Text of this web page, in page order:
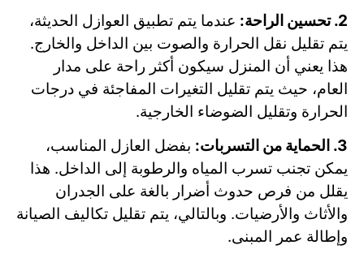
2. تحسين الراحة:
عندما يتم تطبيق العوازل الحديثة،
يتم تقليل نقل الحرارة والصوت بين الداخل والخارج.
هذا يعني أن المنزل سيكون أكثر راحة على مدار
العام، حيث يتم تقليل التغيرات المفاجئة في درجات
الحرارة وتقليل الضوضاء الخارجية.
3. الحماية من التسربات:
بفضل العازل المناسب،
يمكن تجنب تسرب المياه والرطوبة إلى الداخل. هذا
يقلل من فرص حدوث أضرار بالغة على الجدران
والأثاث والأرضيات. وبالتالي، يتم تقليل تكاليف الصيانة
وإطالة عمر المبنى.